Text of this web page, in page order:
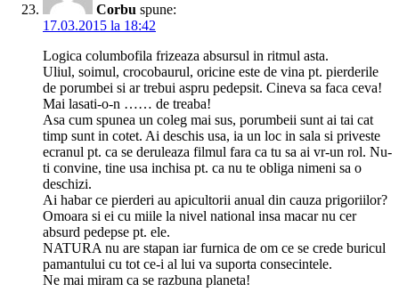
Corbu spune:
17.03.2015 la 18:42
Logica columbofila frizeaza absursul in ritmul asta.
Uliul, soimul, crocobaurul, oricine este de vina pt. pierderile
de porumbei si ar trebui aspru pedepsit. Cineva sa faca ceva!
Mai lasati-o-n …… de treaba!
Asa cum spunea un coleg mai sus, porumbeii sunt ai tai cat
timp sunt in cotet. Ai deschis usa, ia un loc in sala si priveste
ecranul pt. ca se deruleaza filmul fara ca tu sa ai vr-un rol. Nu-
ti convine, tine usa inchisa pt. ca nu te obliga nimeni sa o
deschizi.
Ai habar ce pierderi au apicultorii anual din cauza prigoriilor?
Omoara si ei cu miile la nivel national insa macar nu cer
absurd pedepse pt. ele.
NATURA nu are stapan iar furnica de om ce se crede buricul
pamantului cu tot ce-i al lui va suporta consecintele.
Ne mai miram ca se razbuna planeta!